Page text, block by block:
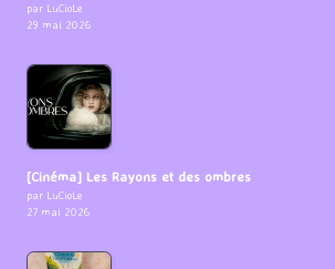
par LuCioLe
29 mai 2026
[Cinéma] Les Rayons et des ombres
par LuCioLe
27 mai 2026